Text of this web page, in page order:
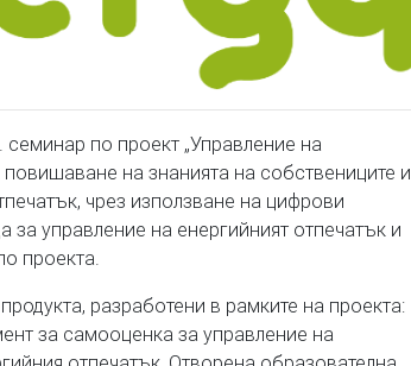
по проект „Управление на
на знанията на собствениците и
чрез използване на цифрови
управление на енергийният отпечатък и
проекта.
разработени в рамките на проекта:
за самооценка за управление на